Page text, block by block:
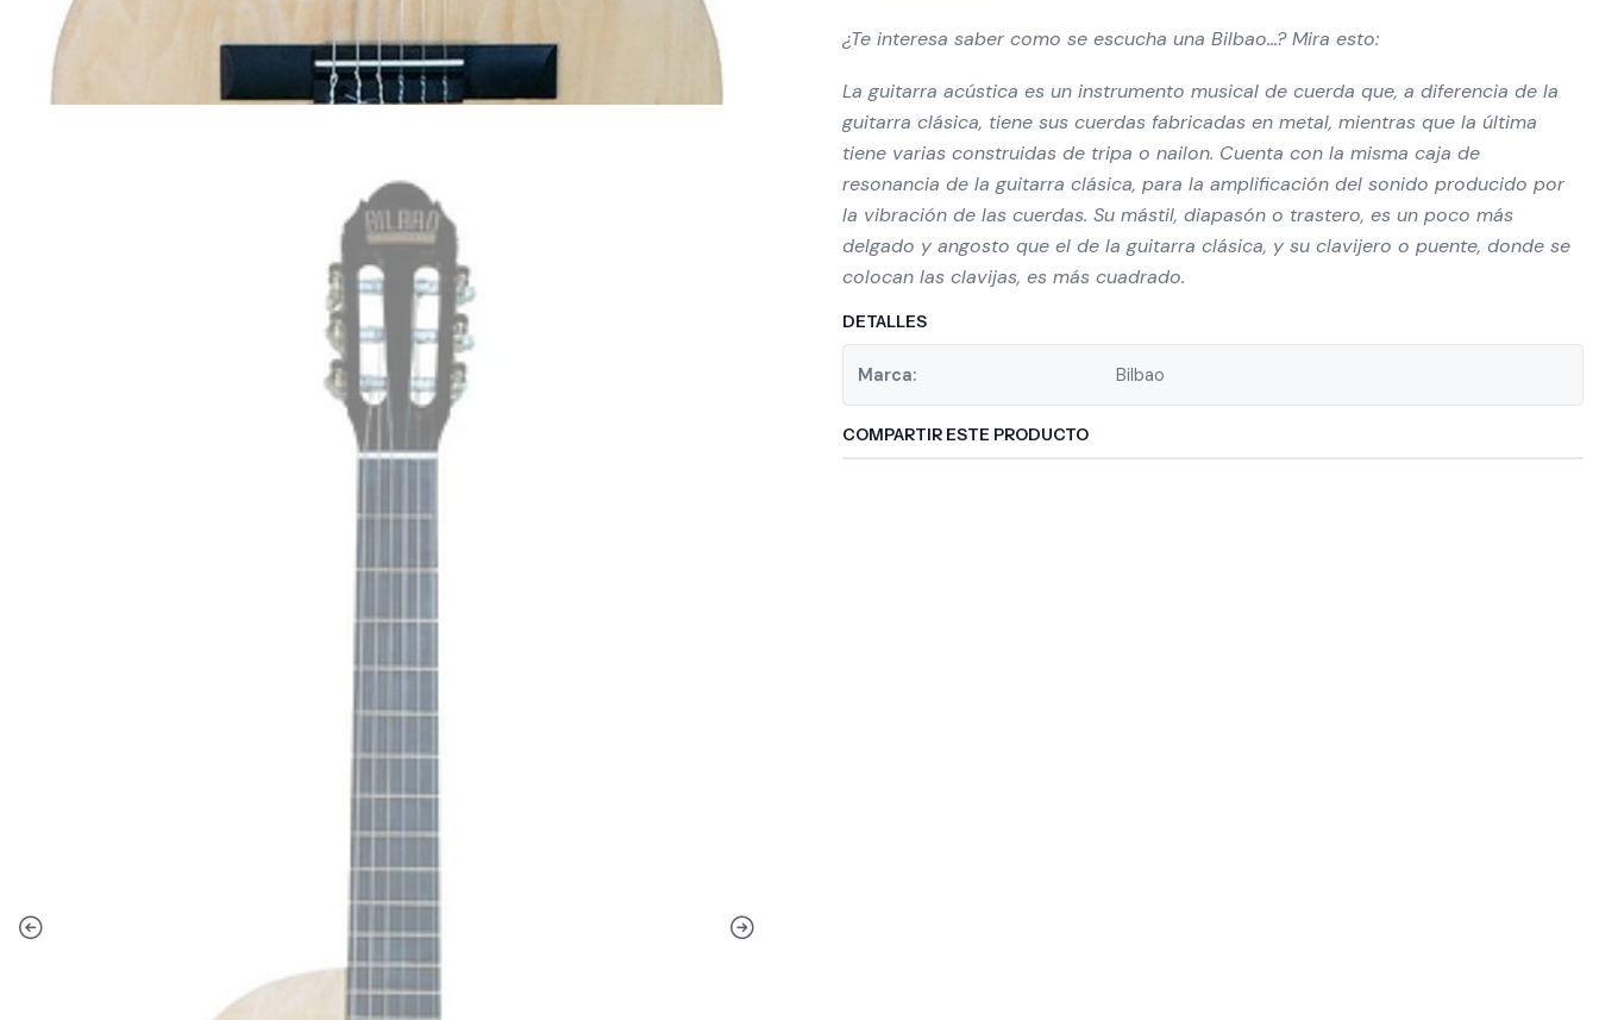
¿Te interesa saber como se escucha una Bilbao…? Mira esto:
La guitarra acústica es un instrumento musical de cuerda que, a diferencia de la
guitarra clásica, tiene sus cuerdas fabricadas en metal, mientras que la última
tiene varias construidas de tripa o nailon. Cuenta con la misma caja de
resonancia de la guitarra clásica, para la amplificación del sonido producido por
la vibración de las cuerdas. Su mástil, diapasón o trastero, es un poco más
delgado y angosto que el de la guitarra clásica, y su clavijero o puente, donde se
colocan las clavijas, es más cuadrado.
DETALLES
Marca: Bilbao
COMPARTIR ESTE PRODUCTO